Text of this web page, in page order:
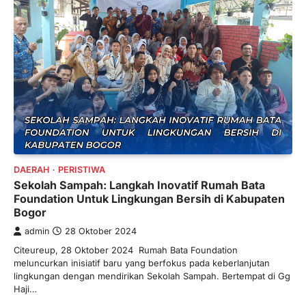
DAERAH PERISTIWA
Sekolah Sampah: Langkah Inovatif Rumah Bata
Foundation Untuk Lingkungan Bersih di Kabupaten
Bogor
admin 28 Oktober 2024
Citeureup, 28 Oktober 2024 Rumah Bata Foundation
meluncurkan inisiatif baru yang berfokus pada keberlanjutan
lingkungan dengan mendirikan Sekolah Sampah. Bertempat di Gg
Haji…